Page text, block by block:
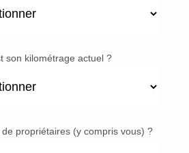
son kilométrage actuel ?
propriétaires (y compris vous) ?